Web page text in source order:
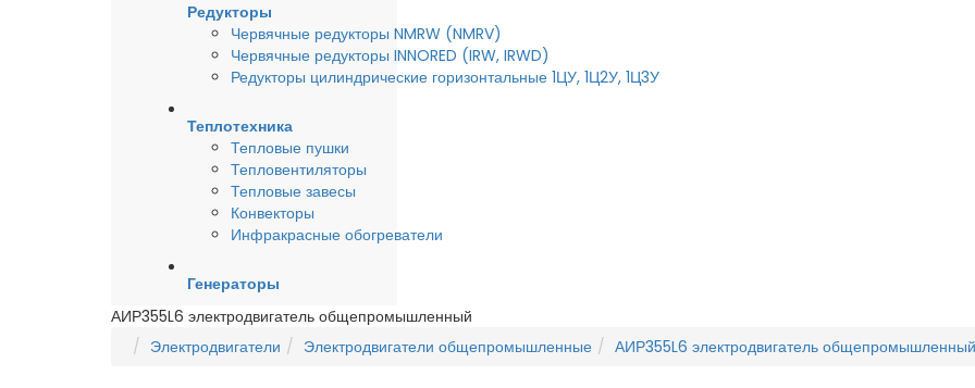
Редукторы
Червячные редукторы NMRW (NMRV)
Червячные редукторы INNORED (IRW, IRWD)
Редукторы цилиндрические горизонтальные 1ЦУ, 1Ц2У, 1Ц3У
Теплотехника
Тепловые пушки
Тепловентиляторы
Тепловые завесы
Конвекторы
Инфракрасные обогреватели
Генераторы
АИР355L6 электродвигатель общепромышленный
Электродвигатели
Электродвигатели общепромышленные АИР355L6 электродвигатель общепромышленный